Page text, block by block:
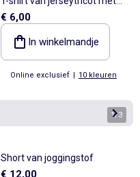
V-hals
€ 6,00
In winkelmandje
Online exclusief | 10 kleuren
1/3
Short van joggingstof
€ 12,00